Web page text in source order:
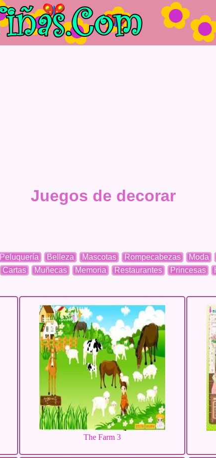
Juegos de decorar
Peluquería Belleza Mascotas Rompecabezas Moda
Cartas Muñecas Memoria Restaurantes Princesas
The Farm 3